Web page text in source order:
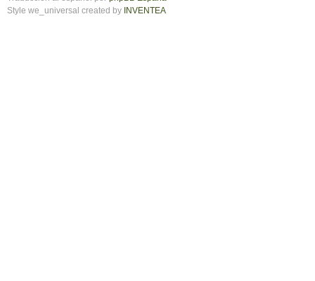
Style we_universal created by INVENTEA